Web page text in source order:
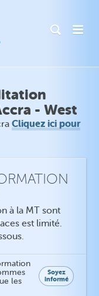
- West
Cliquez ici pour
à la MT sont
est limité.
les
Soyez
informé